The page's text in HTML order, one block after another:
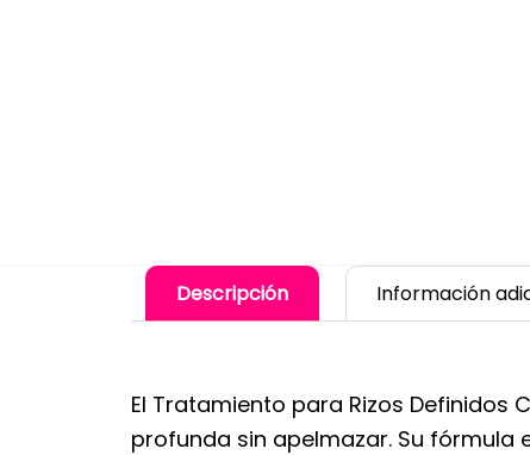
Descripción Información
El Tratamiento para Rizos
profunda sin apelmazar. Su fórmula